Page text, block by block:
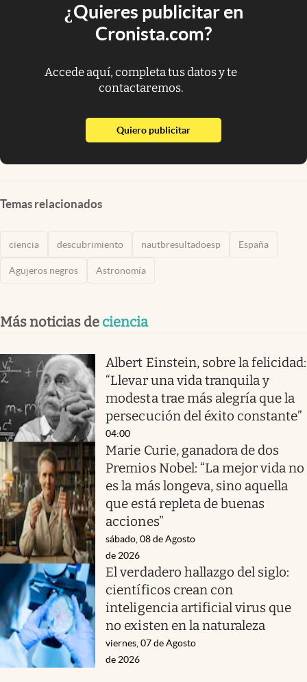
¿Quieres publicitar en
Cronista.com?
Accede aquí, completa tus datos y te
contactaremos.
Quiero publicitarabre en nueva pestaña
Temas relacionados
ciencia descubrimiento nautbresultadoesp España
Agujeros negros Astronomía
Más noticias de ciencia
Albert Einstein, sobre la felicidad:
“Llevar una vida tranquila y
modesta trae más alegría que la
persecución del éxito constante”
04:00
Marie Curie, ganadora de dos
Premios Nobel: “La mejor vida no
es la más longeva, sino aquella
que está repleta de buenas
acciones”
sábado, 08 de Agosto
de 2026
El verdadero hallazgo del siglo:
científicos crean con
inteligencia artificial virus que
no existen en la naturaleza
viernes, 07 de Agosto
de 2026